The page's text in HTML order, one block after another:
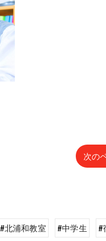
次の
#北浦和教室 #中学生
#